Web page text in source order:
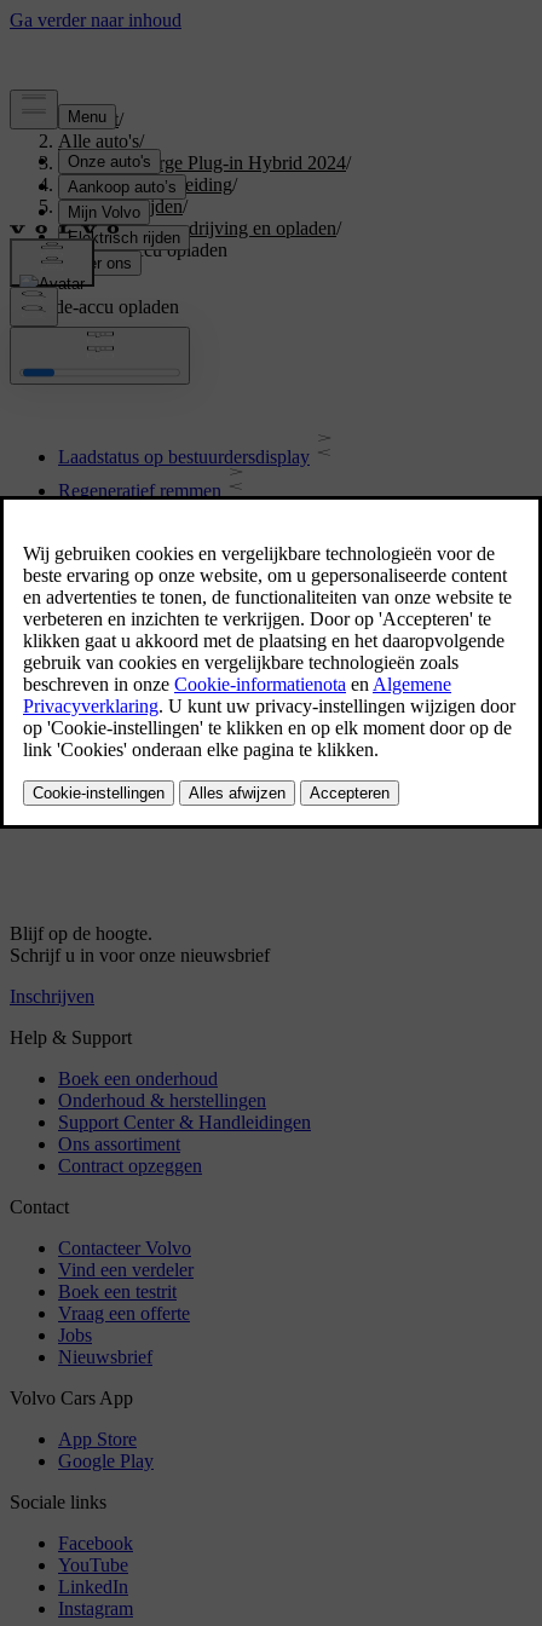
Support/
Alle auto's/
XC40 Recharge Plug-in Hybrid 2024/
Gebruikershandleiding/
Starten en rijden/
Elektrische aandrijving en opladen/
Hybride-accu opladen
Hybride-accu opladen
Laadstatus op bestuurdersdisplay
Regeneratief remmen
Algemeen over laadkabels
Aardlekschakelaar in laadkabel
Laadstatus op regeleenheid laadkabel
Temperatuurcontrole van de laadkabel
Hybride-auto laden via stopcontact
Hybride-auto laden
Opladen van hybride-auto beëindigen
Laadtijd